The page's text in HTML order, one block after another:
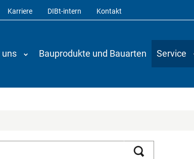
Karriere DIBt-intern Kontakt
uns Bauprodukte und Bauarten Service